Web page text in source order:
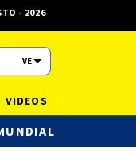
- 2026
VE
VIDEOS